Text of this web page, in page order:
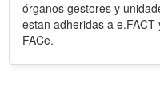
órganos gestores y
estan adheridas a
FACe.